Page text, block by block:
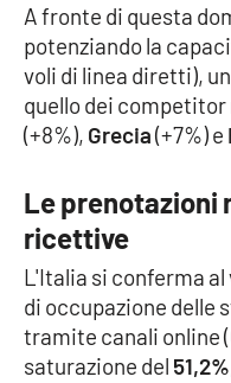
A fronte di questa
potenziando la
voli di linea diretti),
quello dei
(+8%), Grecia(+7%) e
Le prenotazioni
ricettive
L'Italia si conferma
di occupazione
tramite canali online
saturazione del 51,2%